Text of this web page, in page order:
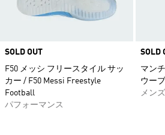
SOLD OUT
F50 メッシ フリースタイル サッ
カー / F50 Messi Freestyle
Football
パフォーマンス
SOLD
マン
ウー
メン